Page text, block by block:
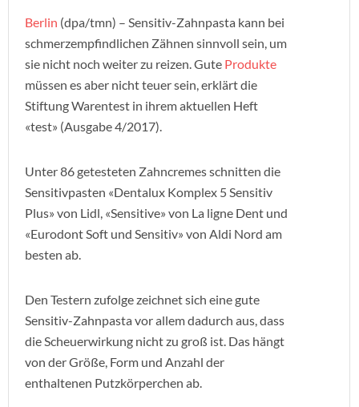
Berlin (dpa/tmn) – Sensitiv-Zahnpasta kann bei
schmerzempfindlichen Zähnen sinnvoll sein, um
sie nicht noch weiter zu reizen. Gute Produkte
müssen es aber nicht teuer sein, erklärt die
Stiftung Warentest in ihrem aktuellen Heft
«test» (Ausgabe 4/2017).
Unter 86 getesteten Zahncremes schnitten die
Sensitivpasten «Dentalux Komplex 5 Sensitiv
Plus» von Lidl, «Sensitive» von La ligne Dent und
«Eurodont Soft und Sensitiv» von Aldi Nord am
besten ab.
Den Testern zufolge zeichnet sich eine gute
Sensitiv-Zahnpasta vor allem dadurch aus, dass
die Scheuerwirkung nicht zu groß ist. Das hängt
von der Größe, Form und Anzahl der
enthaltenen Putzkörperchen ab.